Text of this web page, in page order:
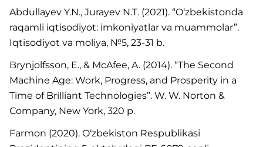
Abdullayev Y.N., Jurayev N.T. (2021). “O‘zbekistonda
raqamli iqtisodiyot: imkoniyatlar va muammolar”.
Iqtisodiyot va moliya, №5, 23-31 b.
Brynjolfsson, E., & McAfee, A. (2014). “The Second
Machine Age: Work, Progress, and Prosperity in a
Time of Brilliant Technologies”. W. W. Norton &
Company, New York, 320 p.
Farmon (2020). O‘zbekiston Respublikasi